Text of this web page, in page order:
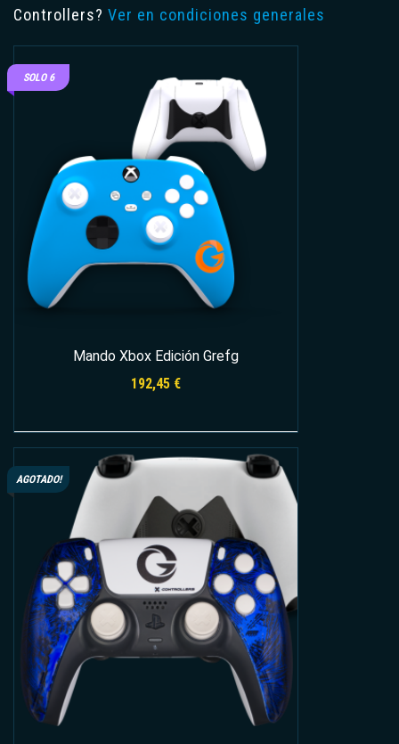
Controllers? Ver en condiciones generales
SOLO 6
Mando Xbox Edición Grefg
192,45 €
Añadir al carrito
AGOTADO!